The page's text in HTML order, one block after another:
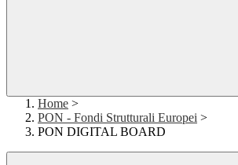
Home >
PON - Fondi Strutturali Europei >
PON DIGITAL BOARD